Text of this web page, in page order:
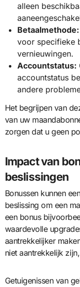
alleen
Betaalmethode:
voor specifieke
vernieuwingen.
Accountstatus:
accountstatus
andere
Het begrijpen van
van uw
zorgen dat u geen
Impact van
beslissingen
Bonussen kunnen
beslissing om een
een bonus
waardevolle
aantrekkelijker
niet aantrekkelijk
Getuigenissen van